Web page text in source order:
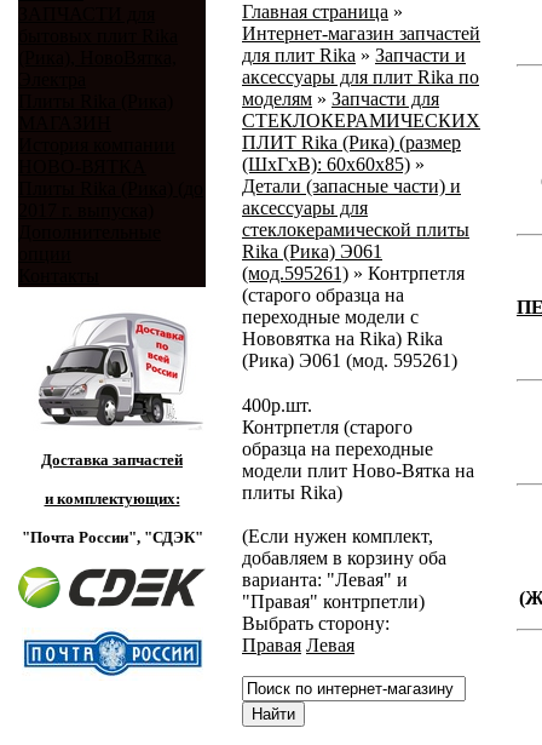
Доставка запчастей
и комплектующих:
"Почта России", "СДЭК"
Главная страница »
Интернет-магазин запчастей
для плит Rika » Запчасти и
аксессуары для плит Rika по
моделям » Запчасти для
СТЕКЛОКЕРАМИЧЕСКИХ
ПЛИТ Rika (Рика) (размер
(ШхГхВ): 60x60x85) »
Детали (запасные части) и
аксессуары для
стеклокерамической плиты
Rika (Рика) Э061
(мод.595261) » Контрпетля
(старого образца на
переходные модели с
Нововятка на Rika) Rika
(Рика) Э061 (мод. 595261)
400р.шт.
Контрпетля (старого
образца на переходные
модели плит Ново-Вятка на
плиты Rika)
(Если нужен комплект,
добавляем в корзину оба
варианта: "Левая" и
"Правая" контрпетли)
Выбрать сторону:
Правая Левая